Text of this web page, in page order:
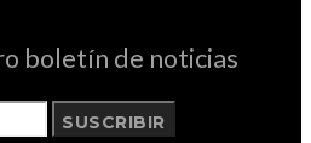
boletín de noticias
SUSCRIBIR